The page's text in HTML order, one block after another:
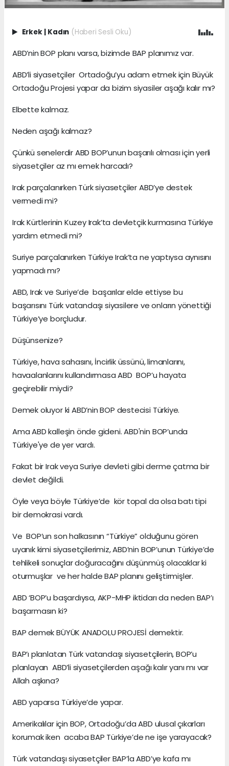
Erkek Kadın (Haberi Sesli Oku)
ABD’nin BOP planı varsa, bizimde BAP planımız var.
ABD’li siyasetçiler Ortadoğu’yu adam etmek için Büyük
Ortadoğu Projesi yapar da bizim siyasiler aşağı kalır mı?
Elbette kalmaz.
Neden aşağı kalmaz?
Çünkü senelerdir ABD BOP’unun başarılı olması için yerli
siyasetçiler az mı emek harcadı?
Irak parçalanırken Türk siyasetçiler ABD’ye destek
vermedi mi?
Irak Kürtlerinin Kuzey Irak’ta devletçik kurmasına Türkiye
yardım etmedi mi?
Suriye parçalanırken Türkiye Irak’ta ne yaptıysa aynısını
yapmadı mı?
ABD, Irak ve Suriye’de başarılar elde ettiyse bu
başarısını Türk vatandaşı siyasilere ve onların yönettiği
Türkiye’ye borçludur.
Düşünsenize?
Türkiye, hava sahasını, İncirlik üssünü, limanlarını,
havaalanlarını kullandırmasa ABD BOP’u hayata
geçirebilir miydi?
Demek oluyor ki ABD’nin BOP destecisi Türkiye.
Ama ABD kalleşin önde gideni. ABD'nin BOP’unda
Türkiye'ye de yer vardı.
Fakat bir Irak veya Suriye devleti gibi derme çatma bir
devlet değildi.
Öyle veya böyle Türkiye’de kör topal da olsa batı tipi
bir demokrasi vardı.
Ve BOP’un son halkasının “Türkiye” olduğunu gören
uyanık kimi siyasetçilerimiz, ABD’nin BOP’unun Türkiye’de
tehlikeli sonuçlar doğuracağını düşünmüş olacaklar ki
oturmuşlar ve her halde BAP planını geliştirmişler.
ABD ‘BOP’u başardıysa, AKP-MHP iktidarı da neden BAP’ı
başarmasın ki?
BAP demek BÜYÜK ANADOLU PROJESİ demektir.
BAP’ı planlatan Türk vatandaşı siyasetçilerin, BOP’u
planlayan ABD’li siyasetçilerden aşağı kalır yanı mı var
Allah aşkına?
ABD yaparsa Türkiye’de yapar.
Amerikalılar için BOP, Ortadoğu’da ABD ulusal çıkarları
korumak iken acaba BAP Türkiye’de ne işe yarayacak?
Türk vatandaşı siyasetçiler BAP’la ABD’ye kafa mı